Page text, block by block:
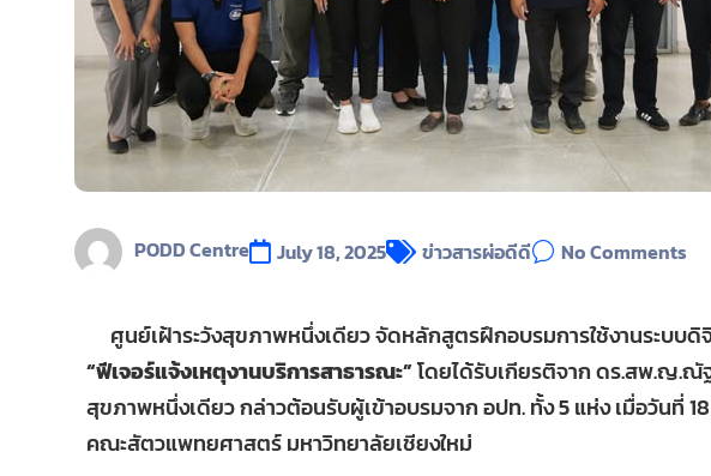
PODD Centre July 18, 2025 ข่าวสารผ่อดีดี No Comments
ศูนย์เฝ้าระวังสุขภาพหนึ่งเดียว จัดหลักสูตรฝึกอบรมการใช้งานระบบดิ
“ฟีเจอร์แจ้งเหตุงานบริการสาธารณะ”โดยได้รับเกียรติจาก ดร.สพ.ญ.ณั
สุขภาพหนึ่งเดียว กล่าวต้อนรับผู้เข้าอบรมจาก อปท. ทั้ง 5 แห่ง เมื่อวันที่
คณะสัตวแพทยศาสตร์ มหาวิทยาลัยเชียงใหม่